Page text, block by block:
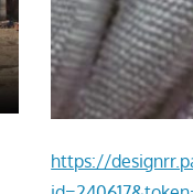
https://